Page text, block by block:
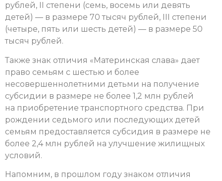
рублей, II степени (семь, восемь или девять
детей) — в размере 70 тысяч рублей, III степени
(четыре, пять или шесть детей) — в размере 50
тысяч рублей.
Также знак отличия «Материнская слава» дает
право семьям с шестью и более
несовершеннолетними детьми на получение
субсидии в размере не более 1,2 млн рублей
на приобретение транспортного средства. При
рождении седьмого или последующих детей
семьям предоставляется субсидия в размере не
более 2,4 млн рублей на улучшение жилищных
условий.
Напомним, в прошлом году знаком отличия